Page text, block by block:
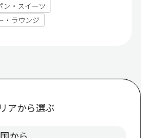
ン・スイーツ
・ラウンジ
アから選ぶ